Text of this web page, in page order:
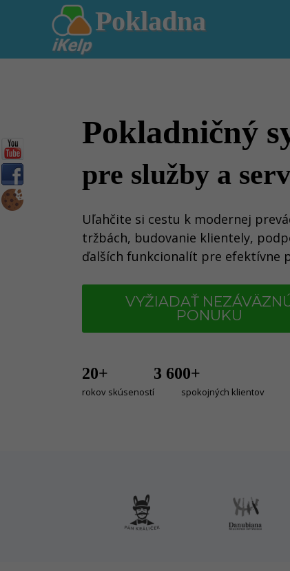
Pokladna
Pokladničný
pre služby a
Uľahčite si cestu k modernej
tržbách, budovanie klientely,
ďalších funkcionalít pre efektívne
VYŽIADAŤ
PONUKU
20+ 3 600+
rokov skúseností spokojných klientov